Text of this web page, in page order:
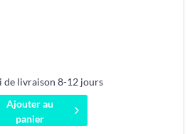
de livraison 8-12 jours
Ajouter au
panier